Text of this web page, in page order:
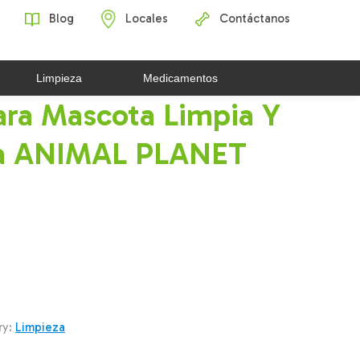
Blog Locales Contáctanos
Limpieza Medicamentos
Mascota Limpia Y
PLANET
Limpieza